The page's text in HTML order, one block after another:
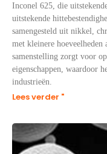
Inconel 625, die
uitstekende
samengesteld uit nikkel,
met kleinere hoeveelheden
samenstelling zorgt voor
eigenschappen, waardoor
industrieën.
Lees verder "